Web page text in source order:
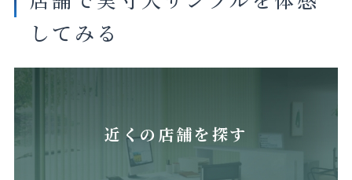
してみる
近くの店舗を探す